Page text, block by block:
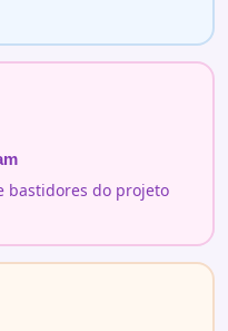
bastidores do projeto